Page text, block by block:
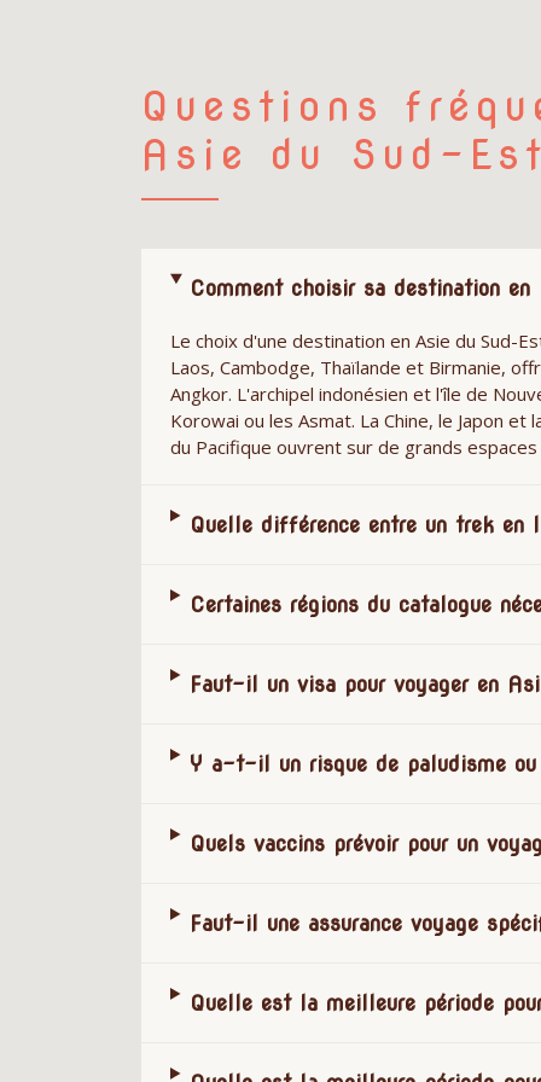
Questions
Asie du Sud-
Comment choisir sa destination
Le choix d'une destination en Asie du Sud-
Laos, Cambodge, Thaïlande et Birmanie,
Angkor. L'archipel indonésien et l'île de
Korowai ou les Asmat. La Chine, le Japon
du Pacifique ouvrent sur de grands
Quelle différence entre un trek en
Certaines régions du catalogue
Faut-il un visa pour voyager en
Y a-t-il un risque de paludisme ou
Quels vaccins prévoir pour un
Faut-il une assurance voyage
Quelle est la meilleure période